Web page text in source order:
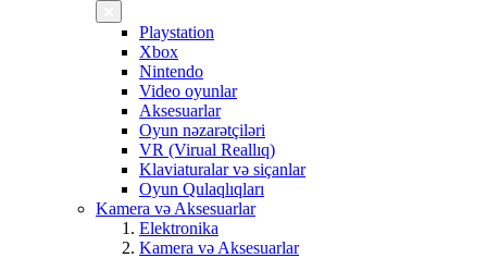
Playstation
Xbox
Nintendo
Video oyunlar
Aksesuarlar
Oyun nəzarətçiləri
VR (Virual Reallıq)
Klaviaturalar və siçanlar
Oyun Qulaqlıqları
Kamera və Aksesuarlar
Elektronika
Kamera və Aksesuarlar